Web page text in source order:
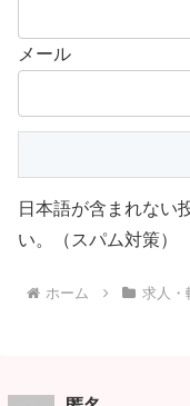
メール
日本語が含まれない
い。（スパム対策）
ホーム 求人・